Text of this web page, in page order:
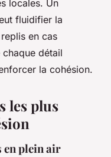
locales. Un
fluidifier la
en cas
chaque détail
la cohésion.
les plus
en plein air